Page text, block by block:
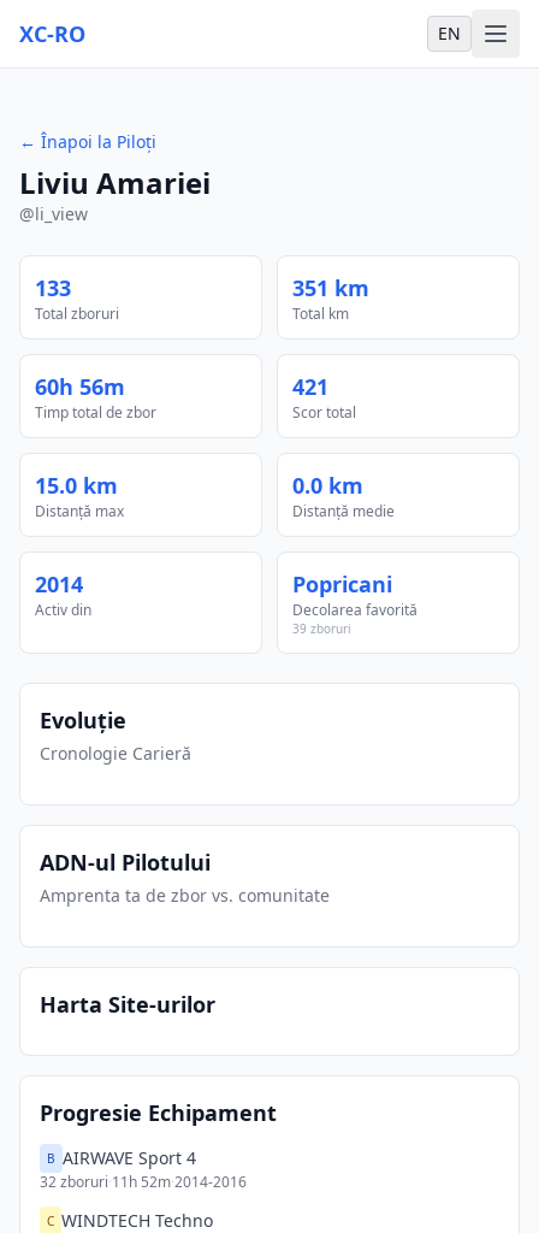
XC-RO EN
← Înapoi la Piloți
Liviu Amariei
@li_view
133
Total zboruri
351 km
Total km
60h 56m
Timp total de zbor
421
Scor total
15.0 km
Distanță max
0.0 km
Distanță medie
2014
Activ din
Popricani
Decolarea favorită
39 zboruri
Evoluție
Cronologie Carieră
ADN-ul Pilotului
Amprenta ta de zbor vs. comunitate
Harta Site-urilor
Progresie Echipament
B AIRWAVE Sport 4
32zboruri·11h 52m·2014-2016
C WINDTECH Techno